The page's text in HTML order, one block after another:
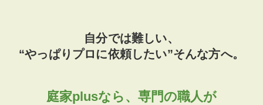
自分では難しい、
“やっぱりプロに依頼したい”そんな方へ。
庭家plusなら、専門の職人が